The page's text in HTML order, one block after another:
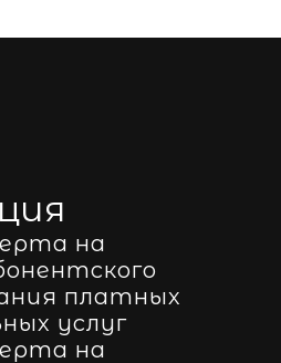
на
платных
услуг
на